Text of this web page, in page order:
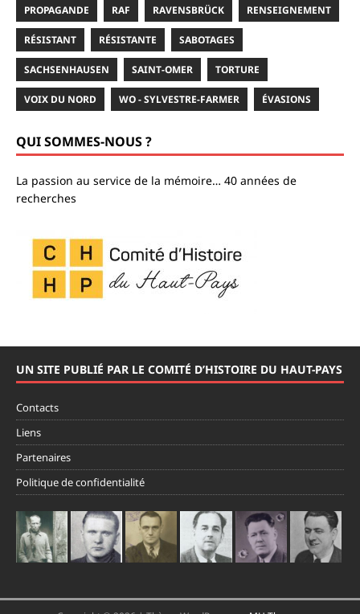
PROPAGANDE RAF RAVENSBRÜCK RENSEIGNEMENT
RÉSISTANT RÉSISTANTE SABOTAGES
SACHSENHAUSEN SAINT-OMER TORTURE
VOIX DU NORD WO - SYLVESTRE-FARMER ÉVASIONS
QUI SOMMES-NOUS ?
La passion au service de la mémoire… 40 années de
recherches
UN SITE PUBLIÉ PAR LE COMITÉ D’HISTOIRE DU HAUT-PAYS
Contacts
Liens
Partenaires
Politique de confidentialité